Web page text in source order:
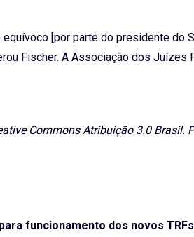
[por parte do presidente do
Fischer. A Associação dos
Commons Atribuição 3.0 Brasil.
funcionamento dos novos TRFs